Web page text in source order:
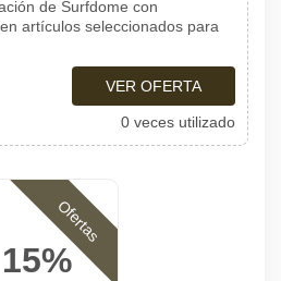
de Surfdome con
artículos seleccionados para
VER OFERTA
0 veces utilizado
15%
Ofertas